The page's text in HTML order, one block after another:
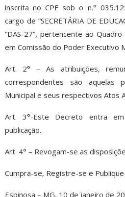
inscrita no CPF sob o n.°
cargo de “SECRETÁRIA DE
“DAS-27”, pertencente ao
em Comissão do Poder Executivo
Art. 2° – As atribuições,
correspondentes são aquelas
Municipal e seus respectivos Atos
Art. 3°-Este Decreto entra
publicação.
Art. 4° – Revogam-se as
Cumpra-se, Registre-se e
Espinosa – MG, 10 de janeiro de